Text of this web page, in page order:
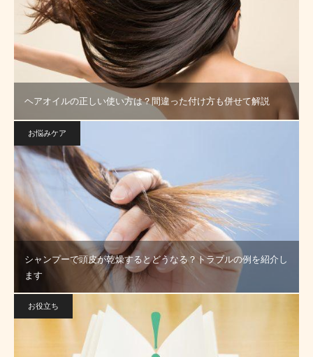
ヘアオイルの正しい使い方は？間違った付け方も併せて解説
お悩みケア
シャンプーで頭皮が乾燥するとどうなる？トラブルの例を紹介し
ます
お役立ち